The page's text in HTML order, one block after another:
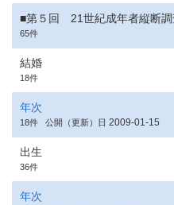
■第５回 21世紀成年者縦断調
65件
結婚
18件
年次
18件 公開（更新）日 2009-01-15
出生
36件
年次